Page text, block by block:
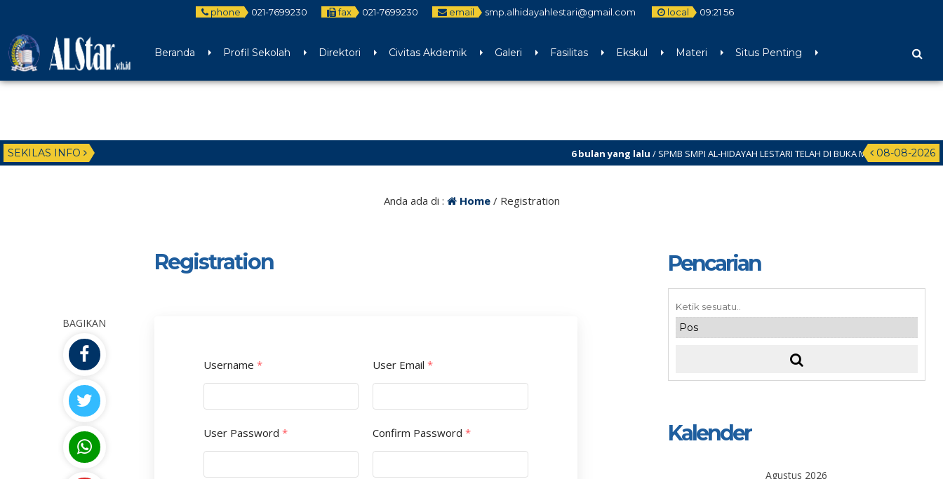
phone 021-7699230 fax 021-7699230 email smp.alhidayahlestari@gmail.com local 09:21 57
Beranda Profil Sekolah Direktori Civitas Akdemik Galeri Fasilitas Ekskul Materi Situs Penting
SEKILAS INFO 08-08-2026
6 bulan yang lalu/ SPMB SMPI AL-HIDAYAH LESTARI TELAH DI BUKA MULAI BULAN JANUARI – JUNI
Anda ada di : Home/ Registration
Registration
BAGIKAN
Username * User Email*
User Password * Confirm Password*
Pencarian
Kalender
Agustus 2026